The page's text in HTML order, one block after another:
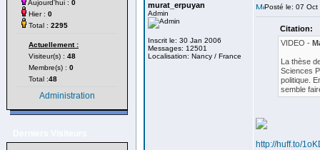
Aujourd'hui : 0
Hier : 0
Total : 2295
Actuellement :
Visiteur(s) : 48
Membre(s) : 0
Total :48
Administration
murat_erpuyan
Admin
Inscrit le: 30 Jan 2006
Messages: 12501
Localisation: Nancy / France
Posté le: 07
Citation:
VIDEO -
La thèse
Sciences
politique.
semble
http://huff.to/